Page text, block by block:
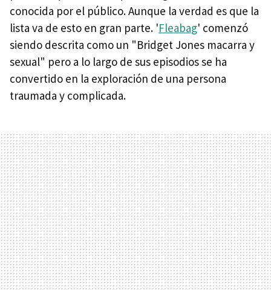
conocida por el público. Aunque la verdad es que la
lista va de esto en gran parte. 'Fleabag' comenzó
siendo descrita como un "Bridget Jones macarra y
sexual" pero a lo largo de sus episodios se ha
convertido en la exploración de una persona
traumada y complicada.